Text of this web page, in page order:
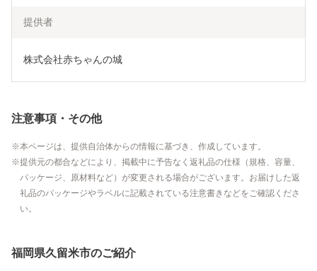
提供者
株式会社赤ちゃんの城
注意事項・その他
本ページは、提供自治体からの情報に基づき、作成しています。
提供元の都合などにより、掲載中に予告なく返礼品の仕様（規格、容量、
パッケージ、原材料など）が変更される場合がございます。お届けした返
礼品のパッケージやラベルに記載されている注意書きなどをご確認くださ
い。
福岡県久留米市のご紹介